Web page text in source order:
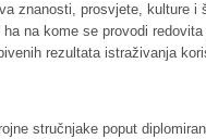
znanosti, prosvjete, kulture i
na kome se provodi
rezultata istraživanja
stručnjake poput